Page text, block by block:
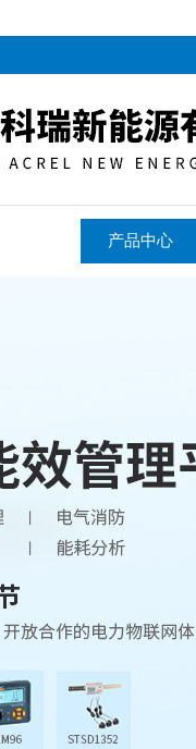
产品中心